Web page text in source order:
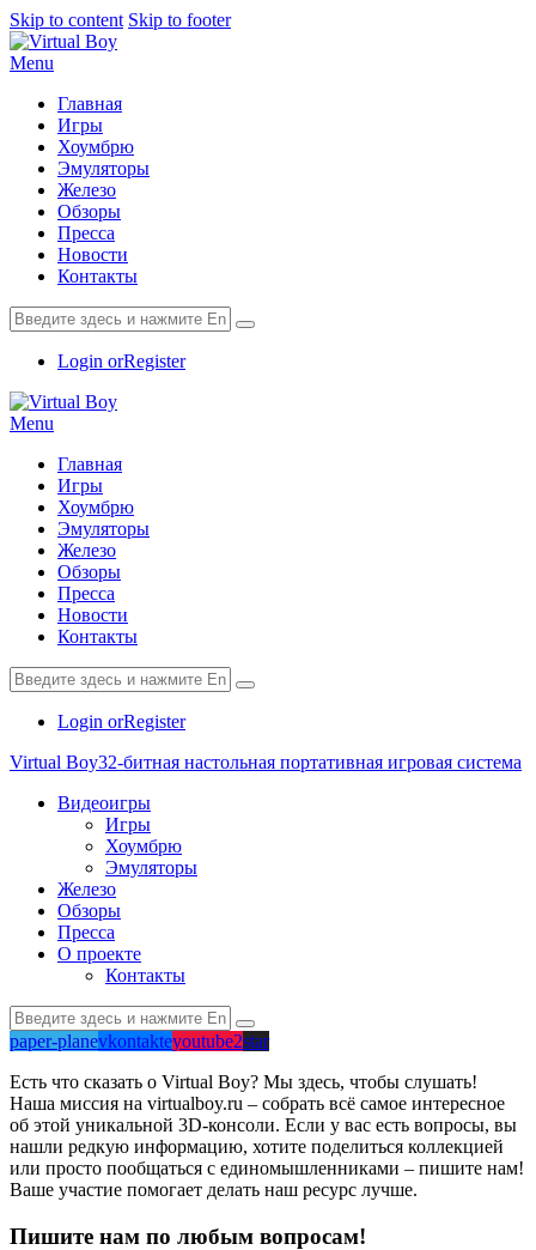
Skip to content Skip to footer
Menu
Главная
Игры
Хоумбрю
Эмуляторы
Железо
Обзоры
Пресса
Новости
Контакты
Login orRegister
Menu
Главная
Игры
Хоумбрю
Эмуляторы
Железо
Обзоры
Пресса
Новости
Контакты
Login orRegister
Virtual Boy32-битная настольная портативная игровая система
Видеоигры
Игры
Хоумбрю
Эмуляторы
Железо
Обзоры
Пресса
О проекте
Контакты
paper-planevkontakteyoutube2star
Есть что сказать о Virtual Boy? Мы здесь, чтобы слушать!
Наша миссия на virtualboy.ru – собрать всё самое интересное
об этой уникальной 3D-консоли. Если у вас есть вопросы, вы
нашли редкую информацию, хотите поделиться коллекцией
или просто пообщаться с единомышленниками – пишите нам!
Ваше участие помогает делать наш ресурс лучше.
Пишите нам по любым вопросам!